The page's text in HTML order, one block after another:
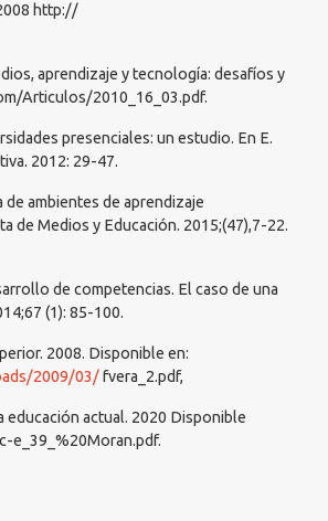
http://
aprendizaje y tecnología: desafíos y
Articulos/2010_16_03.pdf.
presenciales: un estudio. En E.
2012: 29-47.
ambientes de aprendizaje
de Medios y Educación. 2015;(47),7-22.
de competencias. El caso de una
(1): 85-100.
2008. Disponible en:
2009/03/fvera_2.pdf,
educación actual. 2020 Disponible
e_39_%20Moran.pdf.